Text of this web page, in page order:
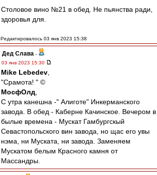
Столовое вино №21 в обед. Не пьянства ради,
здоровья для.
Редактировалось 03 янв 2023 15:38
Дед Слава -
03 янв 2023 15:30
Mike Lebedev
"Срамота! " ©
МосфОлд
С утра канешна -" Алиготе" Инкерманского
завода. В обед - Каберне Качинское. Вечером в
былые времена - Мускат Гамбургскый
Севастопольского вин завода, но щас его увы
нэма, ни Муската, ни завода. Заменяем
Мускатом белым Красного камня от
Массандры.